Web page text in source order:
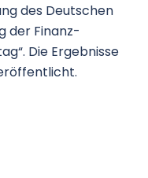
des Deut­schen
der Finanz-
Die Ergeb­nisse